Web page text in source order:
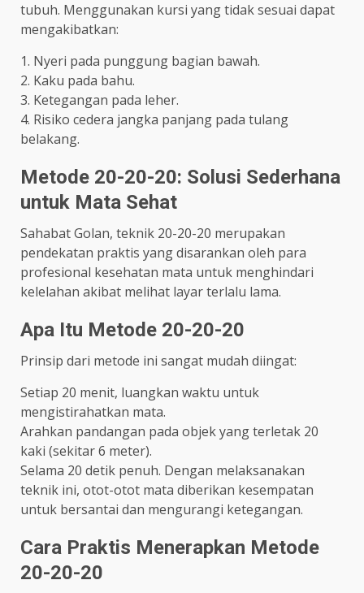
tubuh. Menggunakan kursi yang tidak sesuai dapat
mengakibatkan:
1. Nyeri pada punggung bagian bawah.
2. Kaku pada bahu.
3. Ketegangan pada leher.
4. Risiko cedera jangka panjang pada tulang
belakang.
Metode 20-20-20: Solusi Sederhana
untuk Mata Sehat
Sahabat Golan, teknik 20-20-20 merupakan
pendekatan praktis yang disarankan oleh para
profesional kesehatan mata untuk menghindari
kelelahan akibat melihat layar terlalu lama.
Apa Itu Metode 20-20-20
Prinsip dari metode ini sangat mudah diingat:
Setiap 20 menit, luangkan waktu untuk
mengistirahatkan mata.
Arahkan pandangan pada objek yang terletak 20
kaki (sekitar 6 meter).
Selama 20 detik penuh. Dengan melaksanakan
teknik ini, otot-otot mata diberikan kesempatan
untuk bersantai dan mengurangi ketegangan.
Cara Praktis Menerapkan Metode
20-20-20